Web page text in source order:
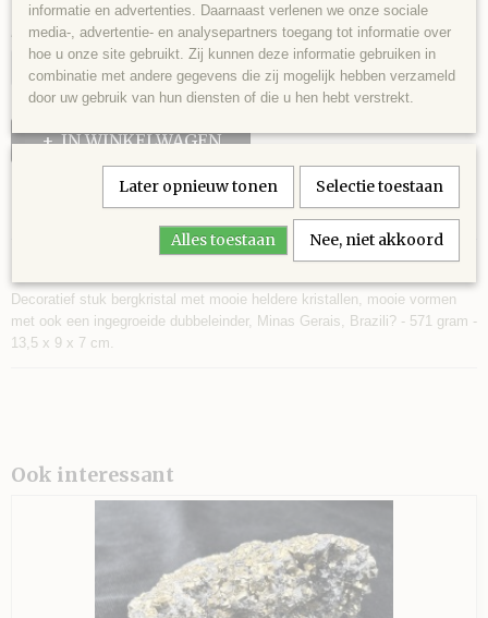
Aantal
IN WINKELWAGEN
Specificaties
EAN code
315
Decoratief stuk bergkristal met mooie heldere kristallen, mooie vormen
met ook een ingegroeide dubbeleinder, Minas Gerais, Brazili? - 571 gram -
13,5 x 9 x 7 cm.
Ook interessant
informatie en advertenties. Daarnaast verlenen we onze sociale
media-, advertentie- en analysepartners toegang tot informatie over
hoe u onze site gebruikt. Zij kunnen deze informatie gebruiken in
combinatie met andere gegevens die zij mogelijk hebben verzameld
door uw gebruik van hun diensten of die u hen hebt verstrekt.
Later opnieuw tonen Selectie toestaan
Alles toestaan Nee, niet akkoord